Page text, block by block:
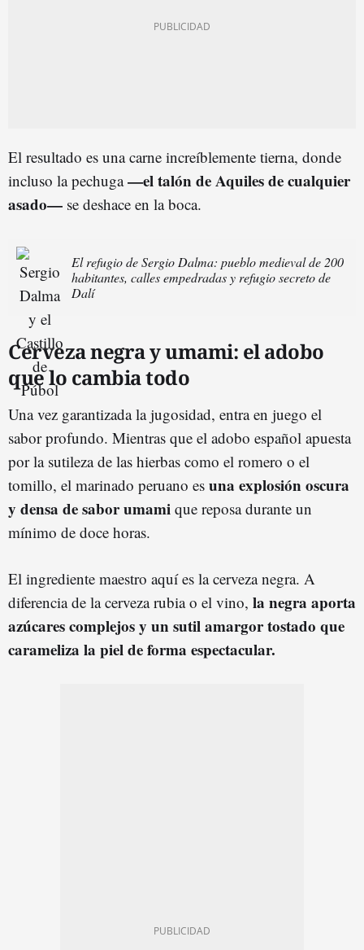
El resultado es una carne increíblemente tierna, donde
incluso la pechuga—el talón de Aquiles de cualquier
asado— se deshace en la boca.
El refugio de Sergio Dalma: pueblo medieval de 200
habitantes, calles empedradas y refugio secreto de
Dalí
Cerveza negra y umami: el adobo
que lo cambia todo
Una vez garantizada la jugosidad, entra en juego el
sabor profundo. Mientras que el adobo español apuesta
por la sutileza de las hierbas como el romero o el
tomillo, el marinado peruano es una explosión oscura
y densa de sabor umami que reposa durante un
mínimo de doce horas.
El ingrediente maestro aquí es la cerveza negra. A
diferencia de la cerveza rubia o el vino, la negra aporta
azúcares complejos y un sutil amargor tostado que
carameliza la piel de forma espectacular.